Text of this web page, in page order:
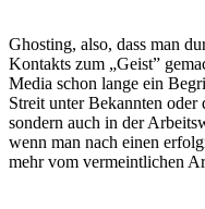
Ghosting, also, dass man
Kontakts zum „Geist”
Media schon lange ein
Streit unter Bekannten
sondern auch in der
wenn man nach einen
mehr vom vermeintlichen